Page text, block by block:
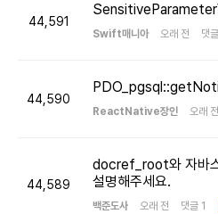
44,591
Swift매니아 오래 전 댓
44,590
ReactNative장인 오래
44,589
docref_root와 자바
설명해주세요.
백준도사 오래 전 댓글 1